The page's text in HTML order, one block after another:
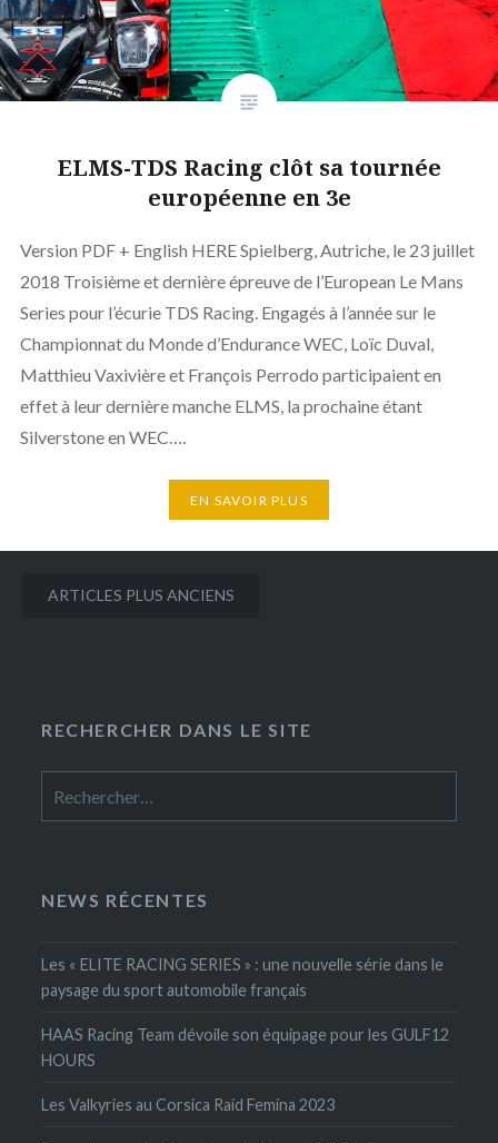
ELMS-TDS Racing clôt sa tournée
européenne en 3e
Version PDF + English HERE Spielberg, Autriche, le 23 juillet
2018 Troisième et dernière épreuve de l’European Le Mans
Series pour l’écurie TDS Racing. Engagés à l’année sur le
Championnat du Monde d’Endurance WEC, Loïc Duval,
Matthieu Vaxivière et François Perrodo participaient en
effet à leur dernière manche ELMS, la prochaine étant
Silverstone en WEC….
EN SAVOIR PLUS
Navigation
ARTICLES PLUS ANCIENS
RECHERCHER DANS LE SITE
NEWS RÉCENTES
Les « ELITE RACING SERIES » : une nouvelle série dans le
paysage du sport automobile français
HAAS Racing Team dévoile son équipage pour les GULF12
HOURS
Les Valkyries au Corsica Raid Femina 2023